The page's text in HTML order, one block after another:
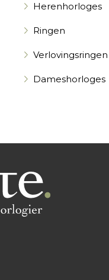
Herenhorloges
Ringen
Verlovingsringen
Dameshorloges